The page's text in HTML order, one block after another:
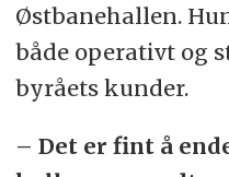
Østbanehallen.
både operativt og
byråets kunder.
– Det er fint å